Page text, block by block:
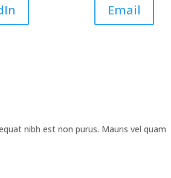
Email
nibh est non purus. Mauris vel quam